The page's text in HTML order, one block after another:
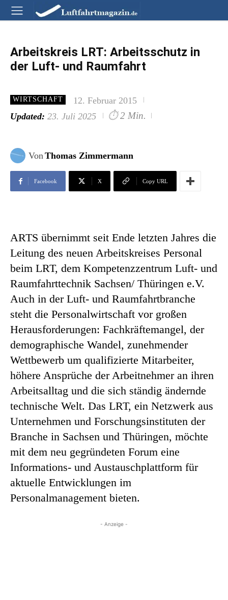
Arbeitskreis LRT: Arbeitsschutz in
der Luft- und Raumfahrt
WIRTSCHAFT
12. Februar 2015
Updated: 23. Juli 2025 ⏱ 2 Min.
VonThomas Zimmermann
Facebook X Copy URL
ARTS übernimmt seit Ende letzten Jahres die
Leitung des neuen Arbeitskreises Personal
beim LRT, dem Kompetenzzentrum Luft- und
Raum­fahrttechnik Sachsen/ Thüringen e.V.
Auch in der Luft- und Raumfahrtbranche
steht die Personal­wirtschaft vor großen
Heraus­forderungen: Fach­kräftemangel, der
demographische Wandel, zu­nehmender
Wettbewerb um qualifizierte Mit­arbeiter,
höhere Ansprüche der Arbeitnehmer an ihren
Arbeitsalltag und die sich ständig ändernde
technische Welt. Das LRT, ein Netzwerk aus
Unter­nehmen und Forschungsinstituten der
Branche in Sachsen und Thüringen, möchte
mit dem neu gegründeten Forum eine
Informations- und Austauschplattform für
aktuelle Entwick­lungen im
Personalmanagement bieten.
- Anzeige -